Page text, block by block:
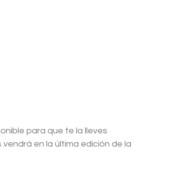
para que te la lleves
en la última edición de la